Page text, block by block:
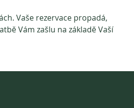
Vaše rezervace propadá,
Vám zašlu na základě Vaší